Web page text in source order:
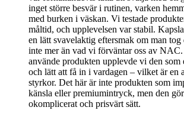
inget större besvär i rutinen, varken
med burken i väskan. Vi testade
måltid, och upplevelsen var stabil.
en lätt svavelaktig eftersmak om man tog
inte mer än vad vi förväntar oss av
använde produkten upplevde vi den som
och lätt att få in i vardagen – vilket är en
styrkor. Det här är inte produkten som
känsla eller premiumintryck, men den
okomplicerat och prisvärt sätt.